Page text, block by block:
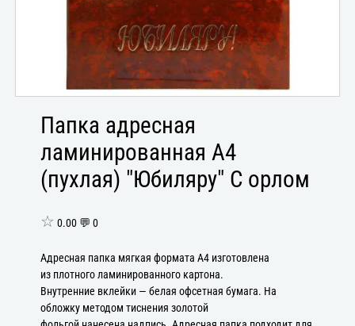
Папка адресная
ламинированная А4
(пухлая) "Юбиляру" С орлом
☆ 0.00 💬 0
Адресная папка мягкая формата А4 изготовлена
из плотного ламинированного картона.
Внутренние вклейки — белая офсетная бумага. На
обложку методом тиснения золотой